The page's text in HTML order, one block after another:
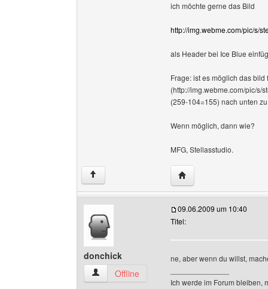
ich möchte gerne das Bild
http://img.webme.com/pic/s/
als Header bei Ice Blue
Frage: ist es möglich das
(http://img.webme.com/pic/s/
(259-104=155) nach unten
Wenn möglich, dann wie?
MFG, Stellasstudio.
↑ Website dieses
donchick
donchick Benutzer-Profile anzeigen
Offline
09.06.2009 um 10:40
Titel:
ne, aber wenn du willst,
Ich werde im Forum bleiben,